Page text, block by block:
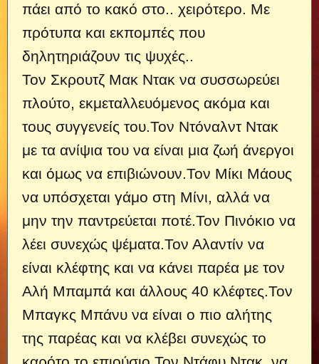
πάει από το κακό στο.. χειρότερο. Με
πρότυπα και εκπομπές που
δηλητηριάζουν τις ψυχές..
Τον Σκρουτζ Μακ Ντακ να συσσωρεύει
πλούτο, εκμεταλλευόμενος ακόμα και
τους συγγενείς του.Τον Ντόναλντ Ντακ
με τα ανίψια του να είναι μια ζωή άνεργοι
και όμως να επιβιώνουν.Τον Μίκι Μάους
να υπόσχεται γάμο στη Μίνι, αλλά να
μην την παντρεύεται ποτέ.Τον Πινόκιο να
λέει συνεχώς ψέματα.Τον Αλαντίν να
είναι κλέφτης και να κάνει παρέα με τον
Αλή Μπαμπά και άλλους 40 κλέφτες.Τον
Μπαγκς Μπάνυ να είναι ο πιο αλήτης
της παρέας και να κλέβει συνεχώς το